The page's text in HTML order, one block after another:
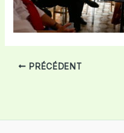
PRÉCÉDENT